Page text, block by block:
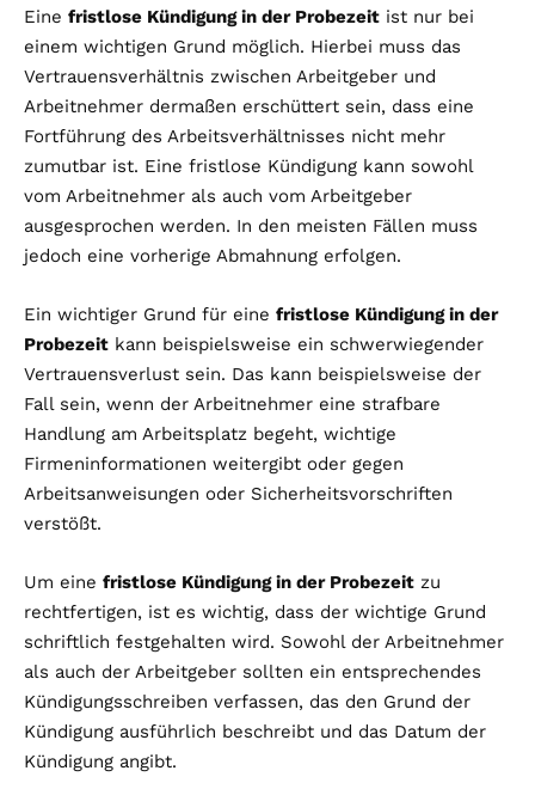
Eine fristlose Kündigung in der Probezeit ist nur bei
einem wichtigen Grund möglich. Hierbei muss das
Vertrauensverhältnis zwischen Arbeitgeber und
Arbeitnehmer dermaßen erschüttert sein, dass eine
Fortführung des Arbeitsverhältnisses nicht mehr
zumutbar ist. Eine fristlose Kündigung kann sowohl
vom Arbeitnehmer als auch vom Arbeitgeber
ausgesprochen werden. In den meisten Fällen muss
jedoch eine vorherige Abmahnung erfolgen.
Ein wichtiger Grund für eine fristlose Kündigung in der
Probezeit kann beispielsweise ein schwerwiegender
Vertrauensverlust sein. Das kann beispielsweise der
Fall sein, wenn der Arbeitnehmer eine strafbare
Handlung am Arbeitsplatz begeht, wichtige
Firmeninformationen weitergibt oder gegen
Arbeitsanweisungen oder Sicherheitsvorschriften
verstößt.
Um eine fristlose Kündigung in der Probezeit zu
rechtfertigen, ist es wichtig, dass der wichtige Grund
schriftlich festgehalten wird. Sowohl der Arbeitnehmer
als auch der Arbeitgeber sollten ein entsprechendes
Kündigungsschreiben verfassen, das den Grund der
Kündigung ausführlich beschreibt und das Datum der
Kündigung angibt.